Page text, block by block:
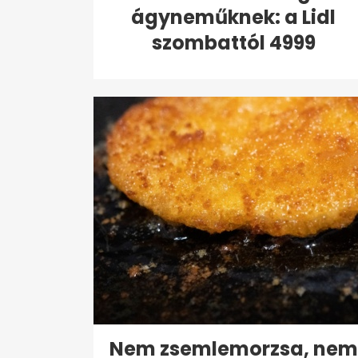
ágyneműknek: a Lidl
szombattól 4999
Nem zsemlemorzsa, nem